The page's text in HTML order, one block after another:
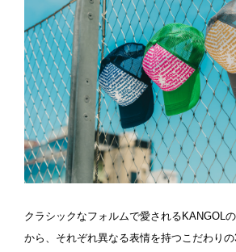
クラシックなフォルムで愛されるKANGOL
から、それぞれ異なる表情を持つこだわり